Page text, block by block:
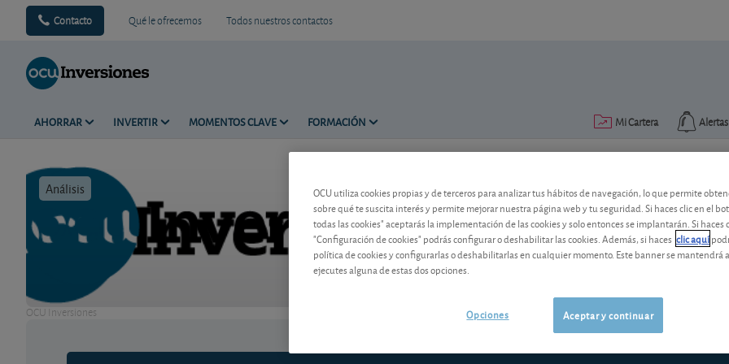
Contacto Qué le ofrecemos Todos nuestros contactos
AHORRAR INVERTIR MOMENTOS CLAVE FORMACIÓN Alertas
Mi Cartera
Análisis Tiempo de lectura: 4 min.
OCU Inversiones
Mi cartera: una
¿Quiere conocer la valoración diaria de
con ellas de su compra? Nuestro
posibilidades para gestionar sus
OCU utiliza cookies propias y de terceros para analizar tus hábitos de navegación, lo que permite
sobre qué te suscita interés y permite mejorar nuestra página web y tu seguridad. Si haces clic en el
todas las cookies" aceptarás la implementación de las cookies y solo entonces se implantarán. Si haces
"Configuración de cookies" podrás configurar o deshabilitar las cookies. Además, si haces clic aquí
política de cookies y configurarlas o deshabilitarlas en cualquier momento. Este banner se mantendrá
ejecutes alguna de estas dos opciones.
Aceptar y continuar
Opciones